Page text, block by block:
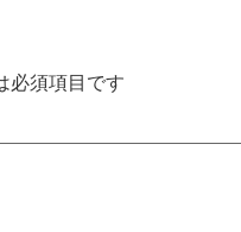
必須項目です